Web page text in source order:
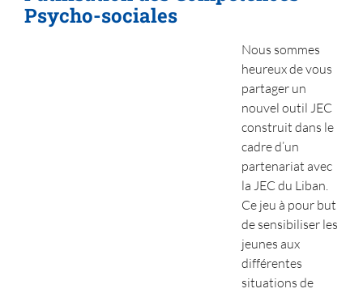
Psycho-sociales
Nous sommes
heureux de vous
partager un
nouvel outil JEC
construit dans le
cadre d’un
partenariat avec
la JEC du Liban.
Ce jeu à pour but
de sensibiliser les
jeunes aux
différentes
situations de